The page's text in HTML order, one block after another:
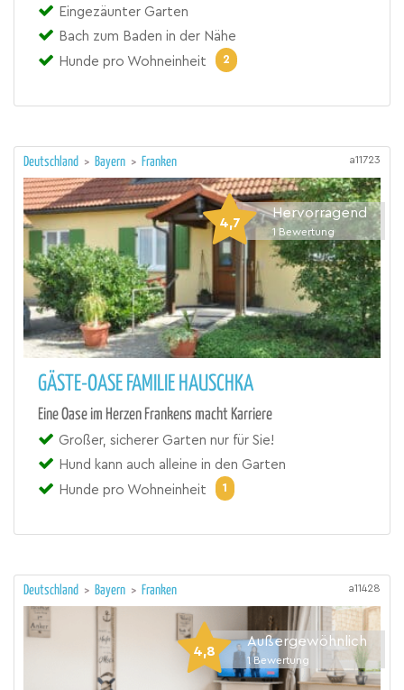
Eingezäunter Garten
Bach zum Baden in der Nähe
Hunde pro Wohneinheit
2
Deutschland > Bayern > Franken a11723
4,7
Hervorragend
1 Bewertung
GÄSTE-OASE FAMILIE HAUSCHKA
Eine Oase im Herzen Frankens macht Karriere
Großer, sicherer Garten nur für Sie!
Hund kann auch alleine in den Garten
Hunde pro Wohneinheit
1
Deutschland > Bayern > Franken a11428
4,8
Außergewöhnlich
1 Bewertung